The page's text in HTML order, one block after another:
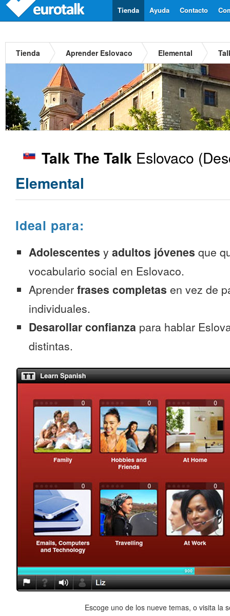
Contacto
Ayuda
Tienda
Tienda Aprender Eslovaco Elemental
Talk The Talk Eslovaco
Elemental
Ideal para:
Adolescentes y adultos jóvenes que
vocabulario social en Eslovaco.
Aprender frases completas en vez de
individuales.
Desarollar confianza para hablar
distintas.
Escoge uno de los nueve temas, o visita la